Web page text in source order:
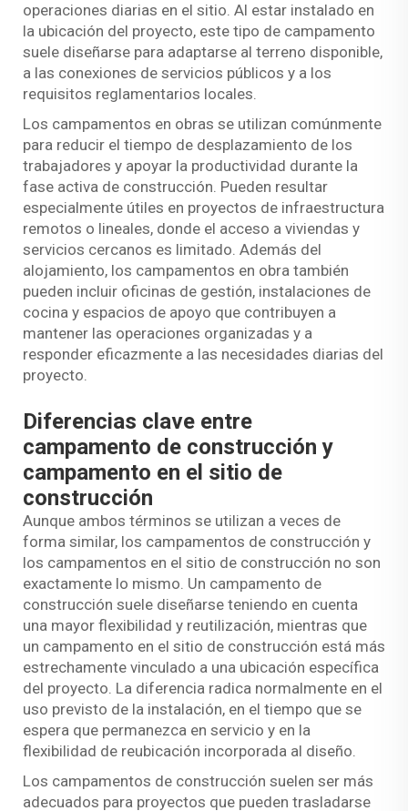
operaciones diarias en el sitio. Al estar instalado en
la ubicación del proyecto, este tipo de campamento
suele diseñarse para adaptarse al terreno disponible,
a las conexiones de servicios públicos y a los
requisitos reglamentarios locales.
Los campamentos en obras se utilizan comúnmente
para reducir el tiempo de desplazamiento de los
trabajadores y apoyar la productividad durante la
fase activa de construcción. Pueden resultar
especialmente útiles en proyectos de infraestructura
remotos o lineales, donde el acceso a viviendas y
servicios cercanos es limitado. Además del
alojamiento, los campamentos en obra también
pueden incluir oficinas de gestión, instalaciones de
cocina y espacios de apoyo que contribuyen a
mantener las operaciones organizadas y a
responder eficazmente a las necesidades diarias del
proyecto.
Diferencias clave entre
campamento de construcción y
campamento en el sitio de
construcción
Aunque ambos términos se utilizan a veces de
forma similar, los campamentos de construcción y
los campamentos en el sitio de construcción no son
exactamente lo mismo. Un campamento de
construcción suele diseñarse teniendo en cuenta
una mayor flexibilidad y reutilización, mientras que
un campamento en el sitio de construcción está más
estrechamente vinculado a una ubicación específica
del proyecto. La diferencia radica normalmente en el
uso previsto de la instalación, en el tiempo que se
espera que permanezca en servicio y en la
flexibilidad de reubicación incorporada al diseño.
Los campamentos de construcción suelen ser más
adecuados para proyectos que pueden trasladarse